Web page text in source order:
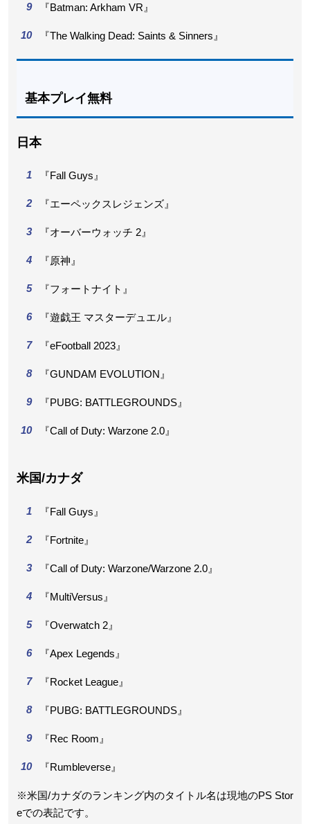
『Batman: Arkham VR』
『The Walking Dead: Saints & Sinners』
基本プレイ無料
日本
『Fall Guys』
『エーペックスレジェンズ』
『オーバーウォッチ 2』
『原神』
『フォートナイト』
『遊戯王 マスターデュエル』
『eFootball 2023』
『GUNDAM EVOLUTION』
『PUBG: BATTLEGROUNDS』
『Call of Duty: Warzone 2.0』
米国/カナダ
『Fall Guys』
『Fortnite』
『Call of Duty: Warzone/Warzone 2.0』
『MultiVersus』
『Overwatch 2』
『Apex Legends』
『Rocket League』
『PUBG: BATTLEGROUNDS』
『Rec Room』
『Rumbleverse』
※米国/カナダのランキング内のタイトル名は現地のPS Stor
eでの表記です。